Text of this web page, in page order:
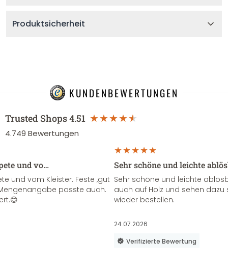
Produktsicherheit
KUNDENBEWERTUNGEN
Trusted Shops4.51
4.749 Bewertungen
und vo…
und vom Kleister. Feste ,gut
passte auch.
Sehr schöne und leichte
Sehr schöne und leichte
auch auf Holz und sehen
wieder bestellen.
24.07.2026
Verifizierte Bewertung